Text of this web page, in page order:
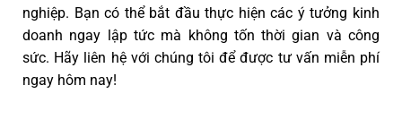
nghiệp. Bạn có thể bắt đầu thực hiện các ý tưởng kinh
doanh ngay lập tức mà không tốn thời gian và công
sức. Hãy liên hệ với chúng tôi để được tư vấn miễn phí
ngay hôm nay!